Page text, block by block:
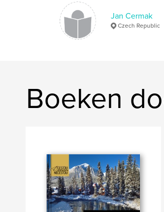
Jan Cermak
Czech Republic
Boeken